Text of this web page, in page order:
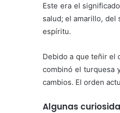
Este era el
salud; el amarillo, del
espíritu.
Debido a que teñir el
combinó el turquesa
cambios. El orden
Algunas